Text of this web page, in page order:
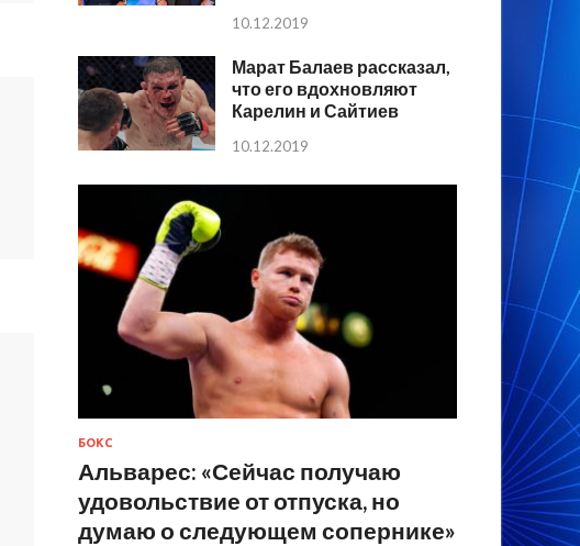
10.12.2019
Марат Балаев рассказал,
что его вдохновляют
Карелин и Сайтиев
10.12.2019
БОКС
Альварес: «Сейчас получаю
удовольствие от отпуска, но
думаю о следующем сопернике»